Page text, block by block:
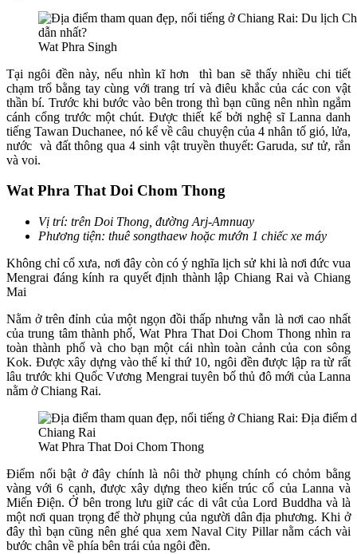
Wat Phra Singh
Tại ngôi đền này, nếu nhìn kĩ hơn thì ban sẽ thấy nhiều chi tiết
chạm trổ bằng tay cùng với trang trí và điêu khắc của các con vật
thần bí. Trước khi bước vào bên trong thì bạn cũng nên nhìn ngắm
cánh cổng trước một chút. Được thiết kế bởi nghệ sĩ Lanna danh
tiếng Tawan Duchanee, nó kể về câu chuyện của 4 nhân tố gió, lửa,
nước và đất thông qua 4 sinh vật truyền thuyết: Garuda, sư tử, rắn
và voi.
Wat Phra That Doi Chom Thong
Vị trí: trên Doi Thong, đường Arj-Amnuay
Phương tiện: thuê songthaew hoặc mướn 1 chiếc xe máy
Không chỉ cổ xưa, nơi đây còn có ý nghĩa lịch sử khi là nơi đức vua
Mengrai đáng kính ra quyết định thành lập Chiang Rai và Chiang
Mai
Nằm ở trên đỉnh của một ngọn đồi thấp nhưng vẫn là nơi cao nhất
của trung tâm thành phố, Wat Phra That Doi Chom Thong nhìn ra
toàn thành phố và cho bạn một cái nhìn toàn cảnh của con sông
Kok. Được xây dựng vào thế kỉ thứ 10, ngôi đền được lập ra từ rất
lâu trước khi Quốc Vương Mengrai tuyên bố thủ đô mới của Lanna
nằm ở Chiang Rai.
Wat Phra That Doi Chom Thong
Điểm nổi bật ở đây chính là nôi thờ phụng chính có chỏm bằng
vàng với 6 cạnh, được xây dựng theo kiến trúc cổ của Lanna và
Miến Điện. Ở bên trong lưu giữ các di vât của Lord Buddha và là
một nơi quan trọng để thờ phụng của người dân địa phương. Khi ở
đây thì bạn cũng nên ghé qua xem Naval City Pillar nằm cách vài
bước chân về phía bên trái của ngôi đền.